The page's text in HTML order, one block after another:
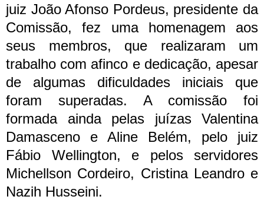
juiz João Afonso Pordeus, presidente da
Comissão, fez uma homenagem aos
seus membros, que realizaram um
trabalho com afinco e dedicação, apesar
de algumas dificuldades iniciais que
foram superadas. A comissão foi
formada ainda pelas juízas Valentina
Damasceno e Aline Belém, pelo juiz
Fábio Wellington, e pelos servidores
Michellson Cordeiro, Cristina Leandro e
Nazih Husseini.